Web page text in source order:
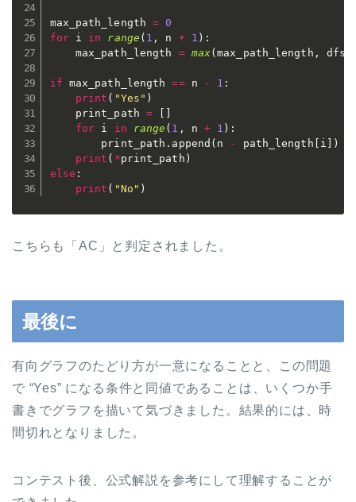
max_path_length = 0
for i in range ( 1 , n + 1 ) :
    max_path_length
= max(max_path_length , dfs
if max_path_length == n - 1 :
print ( "Yes" )
    print_path
=
for i in range ( 1 , n + 1 ) :
        print_path
. append ( n - path_length i
)
print ( *print_path )
else :
print ( "No" )
こちらも「AC」と判定されました。
最後に
有向グラフのたどり方が一意になることと、この問題
で “Yes” になる条件と同値であることは、いくつか手
書きでグラフを描いて気づきました。結果的には、時
間切れとなりました。
コンテスト後、公式解説を参考にして理解することが